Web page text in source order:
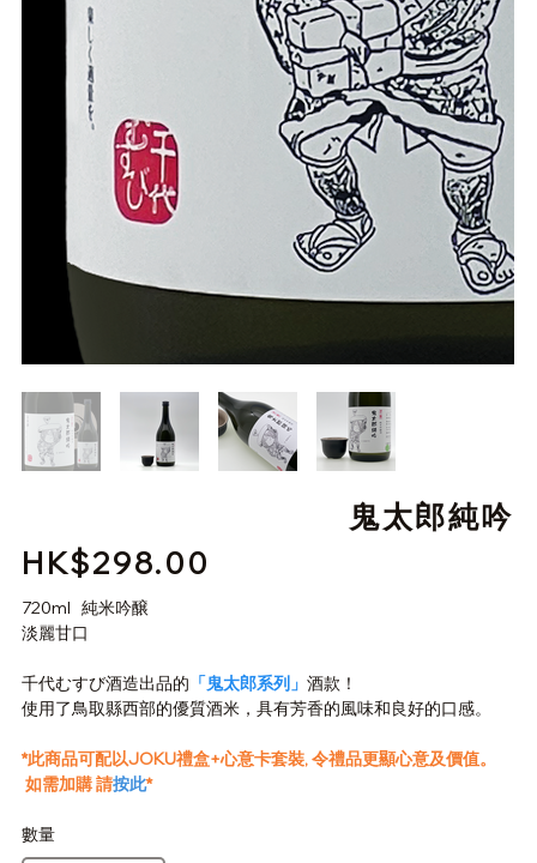
鬼太郎純吟
價HK$298.00
720ml 純米吟醸
淡麗甘口
千代むすび酒造出品的 「鬼太郎系列」酒款！
使用了鳥取縣西部的優質酒米，具有芳香的風味和良好的口感。
*此商品可配以JOKU禮盒+心意卡套裝, 令禮品更顯心意及價值。
如需加購 請按此*
數量